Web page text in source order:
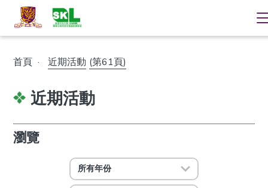
首頁 · 近期活動 (第61頁)
近期活動
瀏覽
所有年份